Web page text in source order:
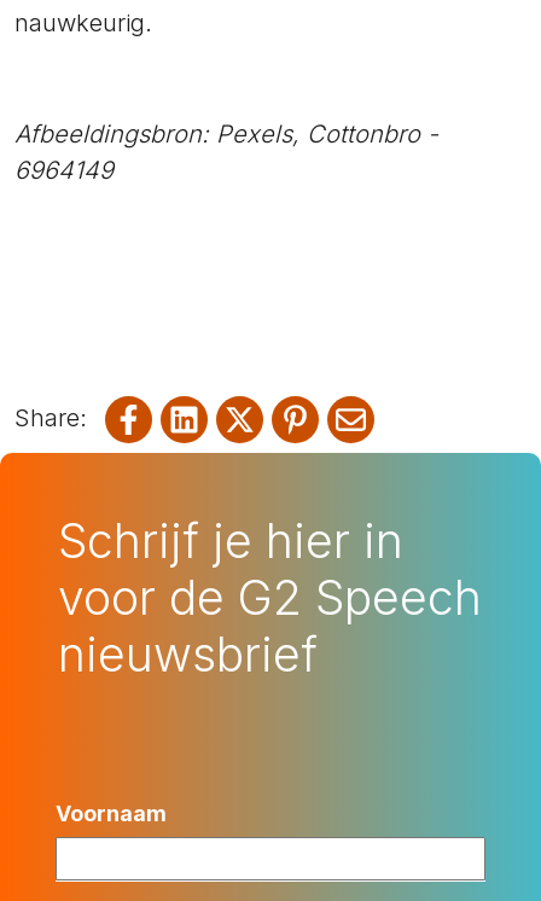
nauwkeurig.
Afbeeldingsbron: Pexels, Cottonbro -
6964149
Share on Facebook
Share on LinkedIn
Share on XShare on Pinterest
Share via email
Schrijf je hier in
voor de G2 Speech
nieuwsbrief
Voornaam